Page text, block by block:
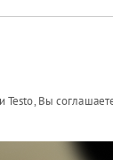
Testo, Вы